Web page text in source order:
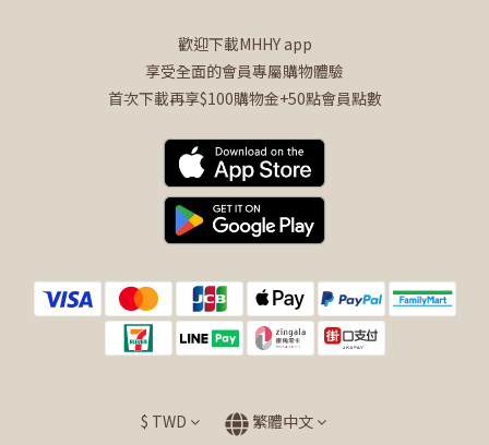
歡迎下載MHHY app
享受全面的會員專屬購物體驗
首次下載再享$100購物金+50點會員點數
$ TWD 繁體中文